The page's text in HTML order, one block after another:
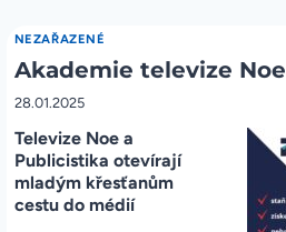
CHRÁMU
(C:
NEZAŘAZENÉ
Akademie televize Noe
28.01.2025
Televize Noe a
Publicistika otevírají
mladým křesťanům
cestu do médií